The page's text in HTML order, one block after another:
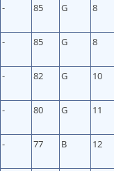
- 85 G 8
- 85 G 8
- 82 G 10
- 80 G 11
- 77 B 12